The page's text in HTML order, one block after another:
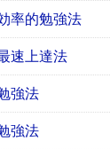
率的勉強法
速上達法
強法
強法